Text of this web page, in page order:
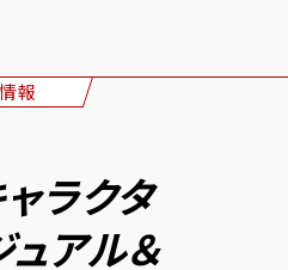
報
ラクタ
アル＆